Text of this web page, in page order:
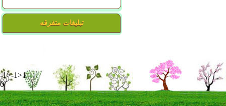
تبلیغات متفرقه
-1>-1>1
0